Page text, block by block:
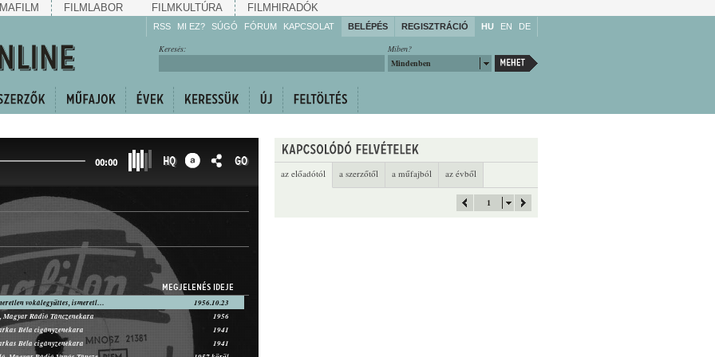
MAFILM FILMLABOR FILMKULTÚRA FILMHIRADÓK
RSS MI EZ? SÚGÓ
Gyarapítsa!
FÓRUM KAPCSOLAT BELÉPÉS REGISZTRÁCIÓ HU EN DE
Miben?
Mindenben
Keresés:
az előadótól a szerzőtől a műfajból az évből
1
00:00 HQ GO
MEGJELENÉS IDEJE
Boross Ida, ismeretlen vokálegyüttes, ismeretlen ritmuskíséret
1956.10.23
Magyar Rádió Tánczenekara
1956
Béla cigányzenekara
1941
Béla cigányzenekara
1941